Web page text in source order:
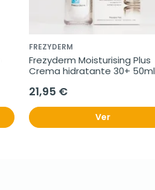
FREZYDERM
Frezyderm Moisturising Plus
Crema hidratante 30+ 50ml
21,95 €
Ver